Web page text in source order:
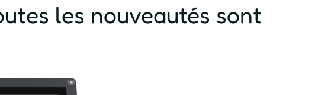
les nouveautés sont